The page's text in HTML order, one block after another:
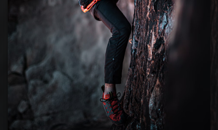
Oblasti
Lezecké
Lezení
Na
Olympijský
Bouldering